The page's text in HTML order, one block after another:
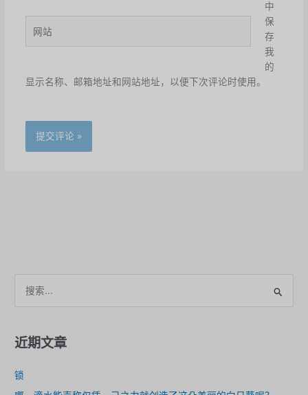
箱
站
中
保
存
我
的
显示名称、邮箱地址和网站地址，以便下次评论时使用。
近期文章
锁